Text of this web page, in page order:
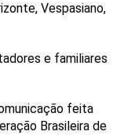
Vespasiano,
e familiares
feita
Brasileira de